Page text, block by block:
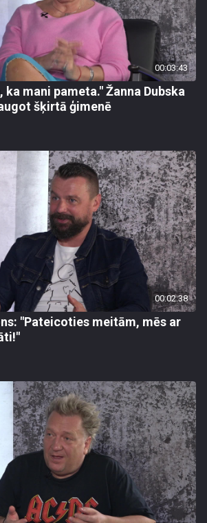
00:03:43
ka mani pameta." Žanna Dubska
šķirtā ģimenē
00:02:38
"Pateicoties meitām, mēs ar